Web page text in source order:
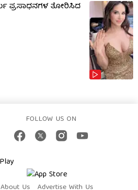
ಪ್ರಸಾಧನಗಳ ತೋರಿಸಿದ
FOLLOW US ON
About Us Advertise With Us